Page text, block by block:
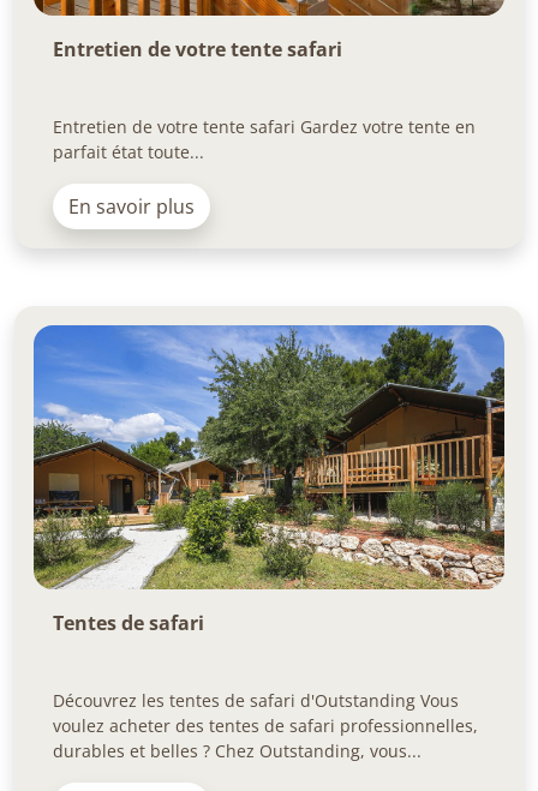
Entretien de votre tente safari
Entretien de votre tente safari Gardez votre tente en
parfait état toute...
En savoir plus
Tentes de safari
Découvrez les tentes de safari d'Outstanding Vous
voulez acheter des tentes de safari professionnelles,
durables et belles ? Chez Outstanding, vous...